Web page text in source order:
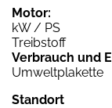
Motor:
kW / PS
Treibstoff
Verbrauch und
Umweltplakette
Standort